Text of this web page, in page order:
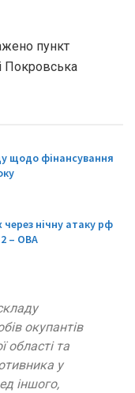
пункт
Покровська
щодо фінансування
через нічну атаку рф
– ОВА
окупантів
області та
у
іншого,